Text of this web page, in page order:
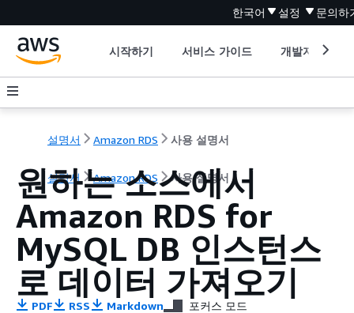
한국어 설정 문의하
시작하기 서비스 가이드 개발자 도구
설명서 Amazon RDS 사용 설명서
설명서 Amazon RDS 사용 설명서
원하는 소스에서
Amazon RDS for
MySQL DB 인스턴스
로 데이터 가져오기
PDF RSS Markdown 포커스 모드